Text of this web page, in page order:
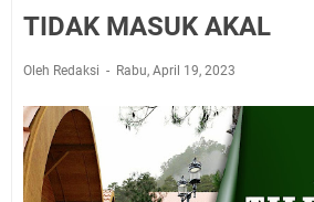
TIDAK MASUK AKAL
Oleh Redaksi Rabu, April 19, 2023